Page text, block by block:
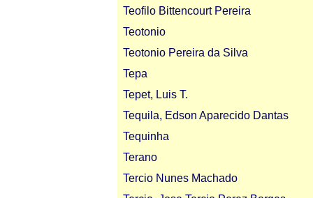
Teofilo Bittencourt Pereira
Teotonio
Teotonio Pereira da Silva
Tepa
Tepet, Luis T.
Tequila, Edson Aparecido Dantas
Tequinha
Terano
Tercio Nunes Machado